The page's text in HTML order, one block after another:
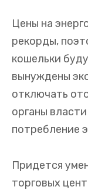
Цены на
рекорды,
кошельки
вынуждены
отключать
органы
потребление
Придется
торговых